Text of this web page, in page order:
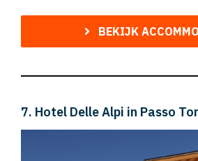
BEKIJK
7. Hotel Delle Alpi in Passo